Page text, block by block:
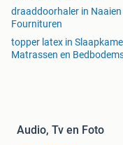
draaddoorhaler in Naaien
Fournituren
topper latex in
Matrassen en
Audio, Tv en Foto